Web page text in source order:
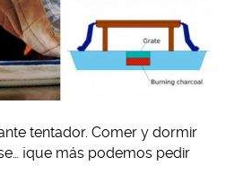
tentador. Comer y dormir
¡que más podemos pedir